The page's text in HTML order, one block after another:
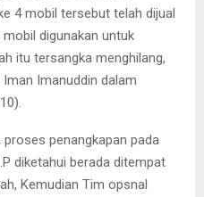
4 mobil tersebut telah dijual
mobil digunakan untuk
itu tersangka menghilang,
Imanuddin dalam
penangkapan pada
diketahui berada ditempat
Kemudian Tim opsnal